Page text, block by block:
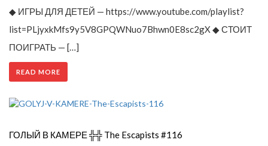
◆ ИГРЫ ДЛЯ ДЕТЕЙ — https://www.youtube.com/playlist?
list=PLjyxkMfs9y5V8GPQWNuo7Bhwn0E8sc2gX ◆ СТОИТ
ПОИГРАТЬ — […]
READ MORE
ГОЛЫЙ В КАМЕРЕ ╬╬ The Escapists #116